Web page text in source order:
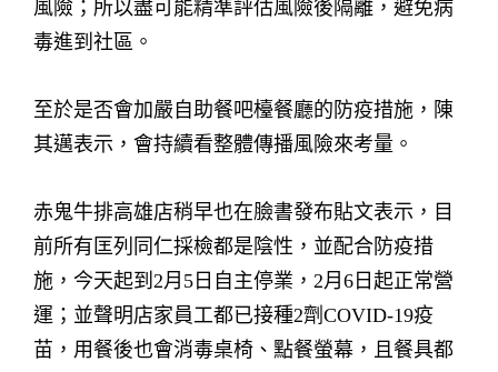
風險；所以盡可能精準評估風險後隔離，避免病
毒進到社區。
至於是否會加嚴自助餐吧檯餐廳的防疫措施，陳
其邁表示，會持續看整體傳播風險來考量。
赤鬼牛排高雄店稍早也在臉書發布貼文表示，目
前所有匡列同仁採檢都是陰性，並配合防疫措
施，今天起到2月5日自主停業，2月6日起正常營
運；並聲明店家員工都已接種2劑COVID-19疫
苗，用餐後也會消毒桌椅、點餐螢幕，且餐具都